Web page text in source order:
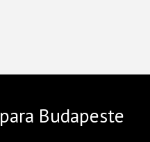
para Budapeste